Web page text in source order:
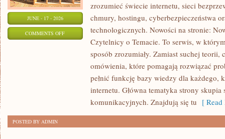
JUNE - 17 - 2026
COMMENTS OFFON
REGULACJE
zrozumieć świecie internetu, sieci
chmury, hostingu, cyberbezpieczeństwa
technologicznych. Nowości na stronie:
Czytelnicy o Temacie. To serwis, w
sposób zrozumiały. Zamiast suchej
omówienia, które pomagają rozwiązać
pełnić funkcję bazy wiedzy dla każdego,
internetu. Główna tematyka strony skupia
komunikacyjnych. Znajdują się tu [
POSTED BY ADMIN